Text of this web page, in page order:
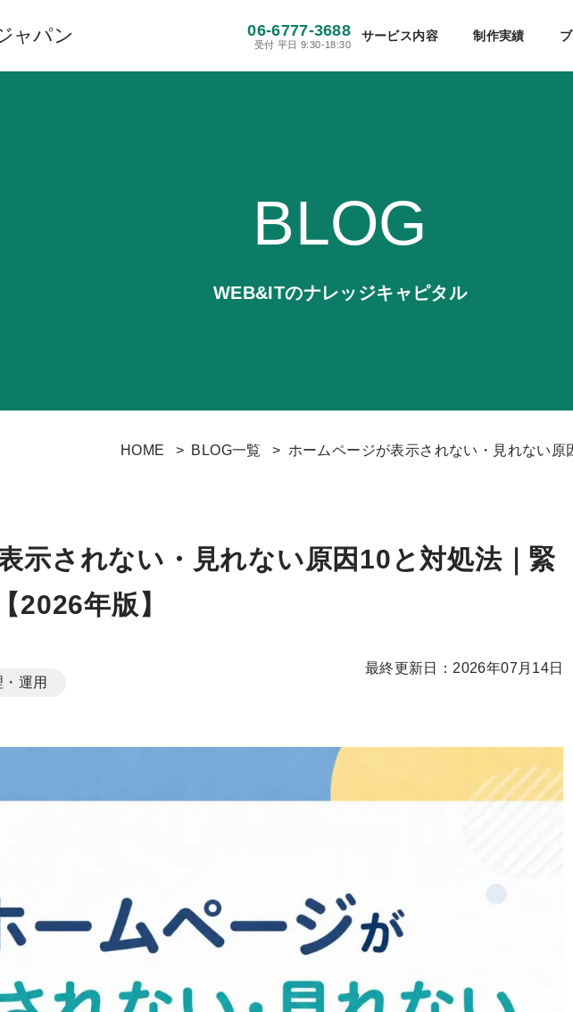
ャパン 06-6777-3688
受付 平日 9:30-18:30
サービス内容
ホームページ制作 サイト保守管理 EC
Webシステム開発・アプリ開発 WEBマーケティ
制作実績
工場・製造業
て 初めての方へ 当社が選ばれる理由 会社
BLOG
WEB&ITのナレッジキャピタル
HOME BLOG一覧 ホームページが表示されない・見れない原
示されない・見れない原因10と対処法｜緊
2026年版】
運用
最終更新日：2026年07月14日